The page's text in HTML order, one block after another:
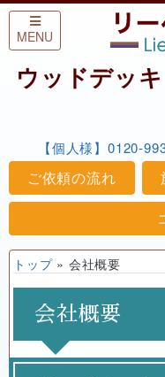
Skip to content
MENU
ウッドデッ
【個人様】0120-
ご依頼の流れ
トップ» 会社概要
会社概要